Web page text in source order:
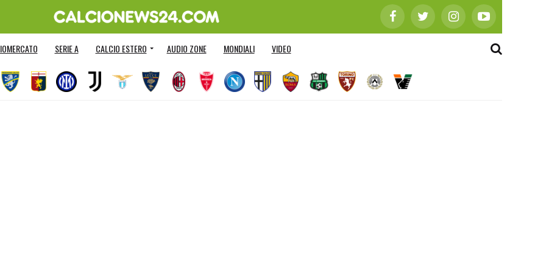
SERIE A CALCIO ESTERO AUDIO ZONE MONDIALI VIDEO